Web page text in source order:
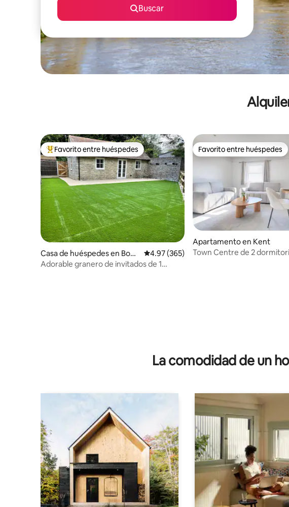
Buscar
Favorito entre huéspedes preferido
Favorito entre huéspedes
Casa de huéspedes en Boug
hton Monchelsea
Calificación promedio: 4.97 de 5, 365
4.97 (365)
Adorable granero de invitados de 1
Favorito entre huéspedes
Favorito entre huéspedes
Apartamento en Kent
Town Centre de 2
La comodidad de un